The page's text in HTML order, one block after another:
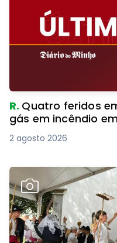
R. Quatro feridos
gás em incêndio
2 agosto 2026